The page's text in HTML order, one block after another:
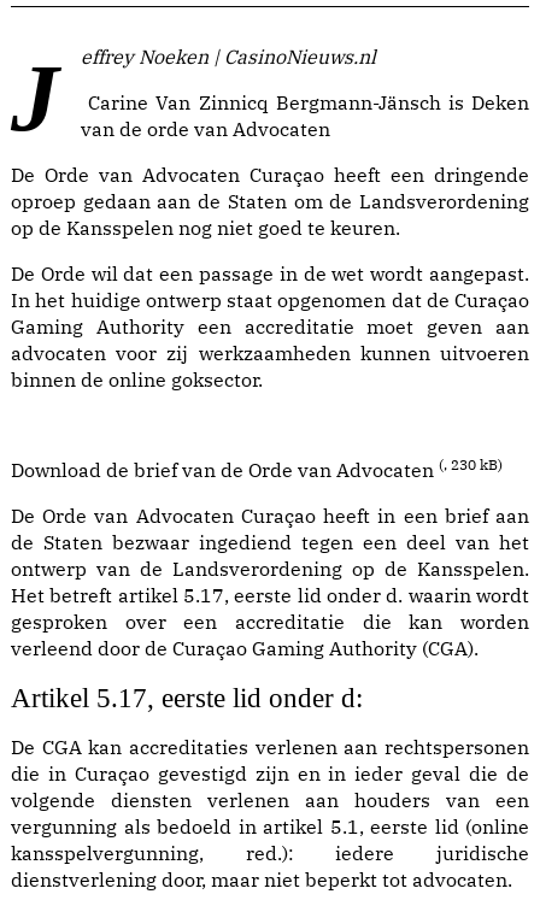
Jeffrey Noeken | CasinoNieuws.nl
Carine Van Zinnicq Bergmann-Jänsch is Deken
van de orde van Advocaten
De Orde van Advocaten Curaçao heeft een dringende
oproep gedaan aan de Staten om de Landsverordening
op de Kansspelen nog niet goed te keuren.
De Orde wil dat een passage in de wet wordt aangepast.
In het huidige ontwerp staat opgenomen dat de Curaçao
Gaming Authority een accreditatie moet geven aan
advocaten voor zij werkzaamheden kunnen uitvoeren
binnen de online goksector.
Download de brief van de Orde van Advocaten (, 230 kB)
De Orde van Advocaten Curaçao heeft in een brief aan
de Staten bezwaar ingediend tegen een deel van het
ontwerp van de Landsverordening op de Kansspelen.
Het betreft artikel 5.17, eerste lid onder d. waarin wordt
gesproken over een accreditatie die kan worden
verleend door de Curaçao Gaming Authority (CGA).
Artikel 5.17, eerste lid onder d:
De CGA kan accreditaties verlenen aan rechtspersonen
die in Curaçao gevestigd zijn en in ieder geval die de
volgende diensten verlenen aan houders van een
vergunning als bedoeld in artikel 5.1, eerste lid (online
kansspelvergunning, red.): iedere juridische
dienstverlening door, maar niet beperkt tot advocaten.